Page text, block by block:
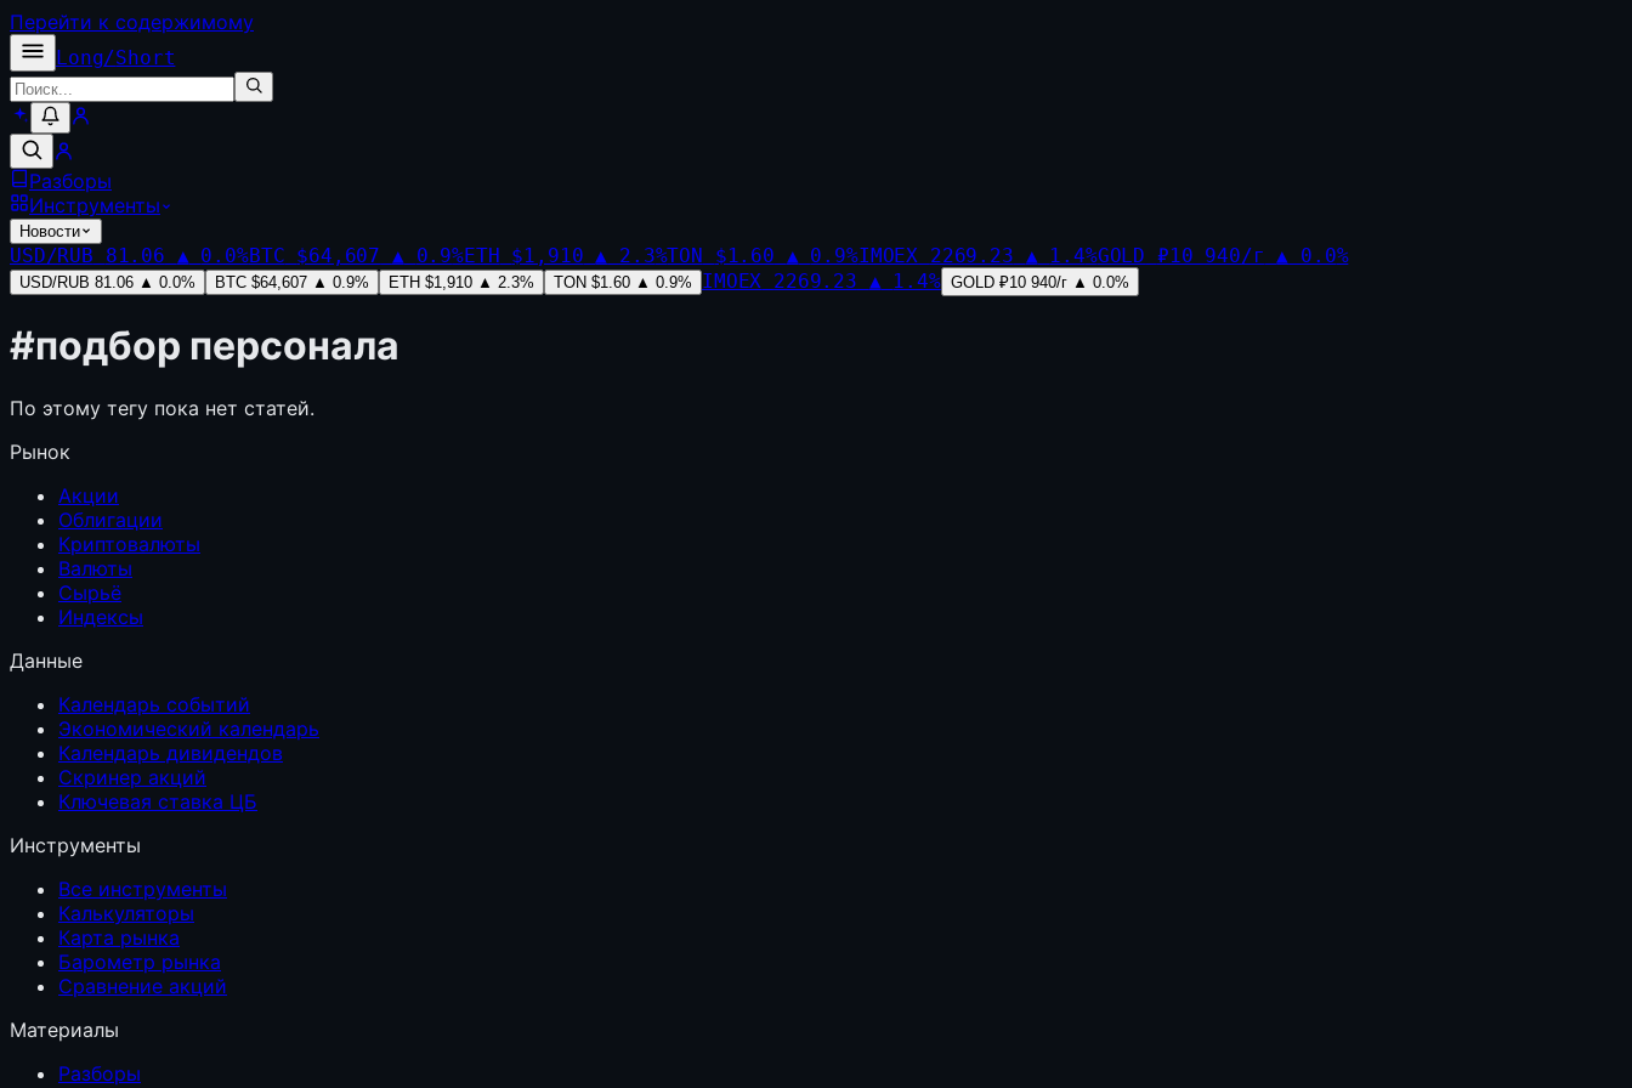
Перейти к содержимому
Long/Short
Разборы
Инструменты
Новости
USD/RUB 81.06 ▲ 0.0%BTC $64,607 ▲ 0.9%ETH $1,910 ▲ 2.3%TON $1.60 ▲ 0.9%IMOEX 2269.23 ▲ 1.4%GOLD ₽10 940/г ▲ 0.0%
USD/RUB 81.06 ▲ 0.0% BTC $64,607 ▲ 0.9% ETH $1,910 ▲ 2.3% TON $1.60 ▲ 0.9% IMOEX 2269.23 ▲ 1.4% GOLD ₽10 940/г ▲ 0.0%
#подбор персонала
По этому тегу пока нет статей.
Рынок
Акции
Облигации
Криптовалюты
Валюты
Сырьё
Индексы
Данные
Календарь событий
Экономический календарь
Календарь дивидендов
Скринер акций
Ключевая ставка ЦБ
Инструменты
Все инструменты
Калькуляторы
Карта рынка
Барометр рынка
Сравнение акций
Материалы
Разборы